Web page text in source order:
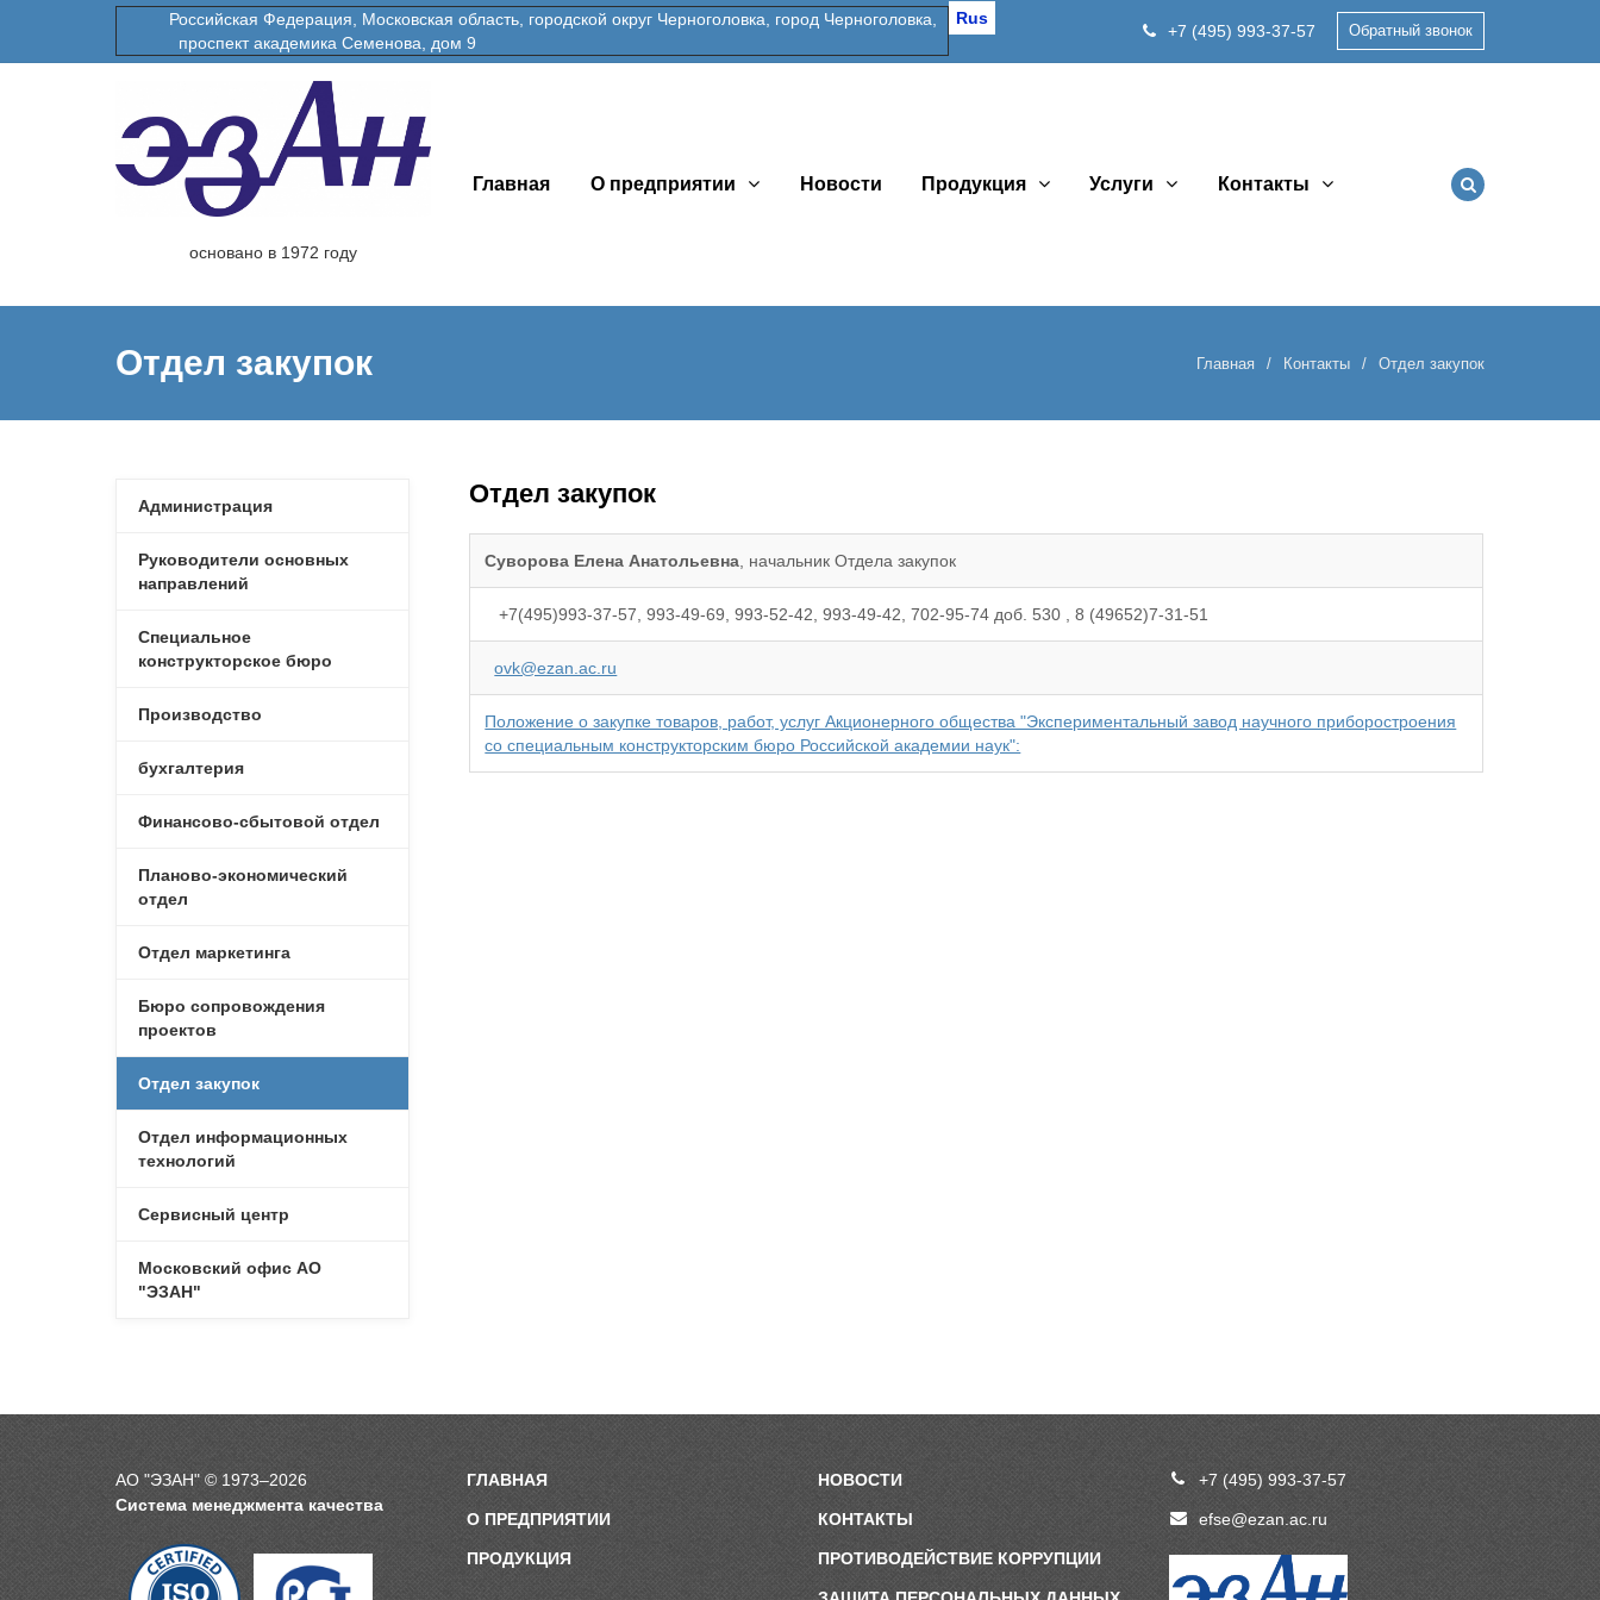
Rus
Российская Федерация, Московская область, городской округ Черноголовка, город Черноголовка,
проспект академика Семенова, дом 9
+7 (495) 993-37-57 Обратный звонок
основано в 1972 году
Главная О предприятии Новости Продукция Услуги Контакты
Отдел закупок Главная Контакты Отдел закупок
Отдел закупок
Суворова Елена Анатольевна, начальник Отдела закупок
+7(495)993-37-57, 993-49-69, 993-52-42, 993-49-42, 702-95-74 доб. 530 , 8 (49652)7-31-51
ovk@ezan.ac.ru
Положение о закупке товаров, работ, услуг Акционерного общества "Экспериментальный завод научного приборостроения
со специальным конструкторским бюро Российской академии наук":
Администрация
Руководители основных
направлений
Специальное
конструкторское бюро
Производство
бухгалтерия
Финансово-сбытовой отдел
Планово-экономический
отдел
Отдел маркетинга
Бюро сопровождения
проектов
Отдел закупок
Отдел информационных
технологий
Сервисный центр
Московский офис АО
"ЭЗАН"
ГЛАВНАЯ
О ПРЕДПРИЯТИИ
ПРОДУКЦИЯ
НОВОСТИ
КОНТАКТЫ
ПРОТИВОДЕЙСТВИЕ КОРРУПЦИИ
+7 (495) 993-37-57
efse@ezan.ac.ru
АО "ЭЗАН" © 1973–2026
Система менеджмента качества